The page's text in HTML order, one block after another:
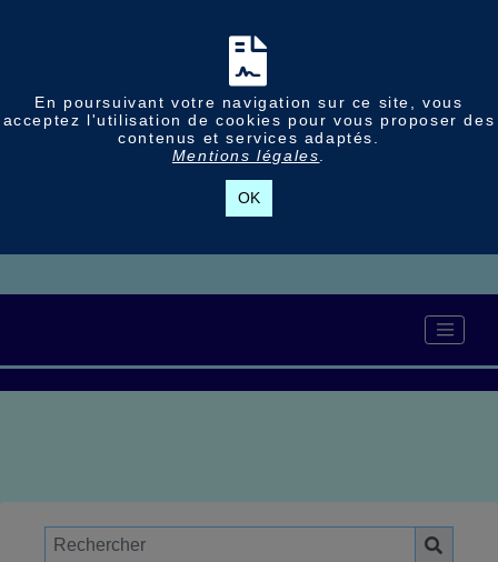
En poursuivant votre navigation sur ce site, vous
acceptez l'utilisation de cookies pour vous proposer des
contenus et services adaptés.
Mentions légales
OK